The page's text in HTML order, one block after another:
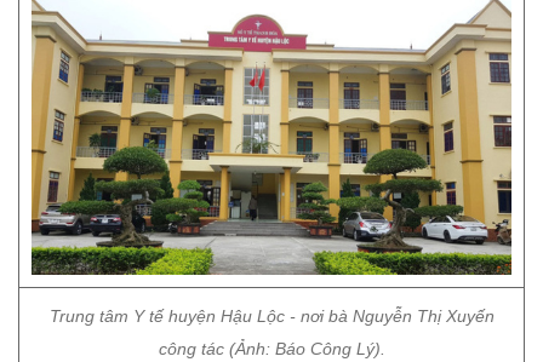
Trung tâm Y tế huyện Hậu Lộc - nơi bà Nguyễn Thị Xuyến
công tác (Ảnh: Báo Công Lý).